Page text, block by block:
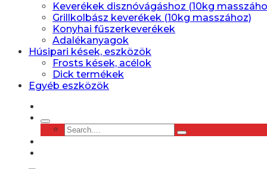
Keverékek disznóvágáshoz (10kg
Grillkolbász keverékek (10kg masszához)
Konyhai fűszerkeverékek
Adalékanyagok
Húsipari kések, eszközök
Frosts kések, acélok
Dick termékek
Egyéb eszközök